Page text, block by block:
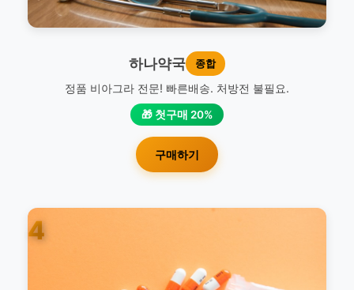
하나약국 종합
정품 비아그라 전문! 빠른배송. 처방전 불필요.
🎁 첫구매 20%
구매하기
4